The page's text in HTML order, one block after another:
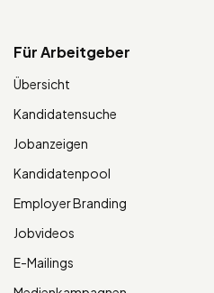
Für Arbeitgeber
Übersicht
Kandidatensuche
Jobanzeigen
Kandidatenpool
Employer Branding
Jobvideos
E-Mailings